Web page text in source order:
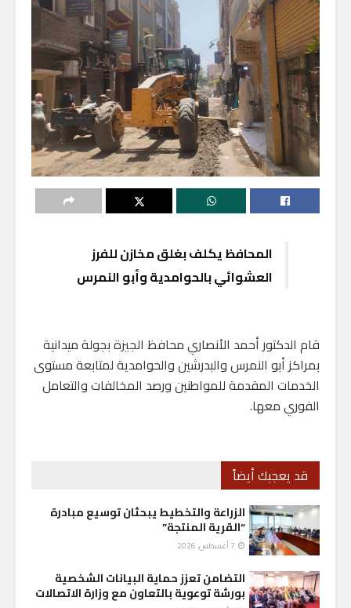
المحافظ يكلف بغلق مخازن للفرز
العشوائي بالحوامدية وأبو النمرس
قام الدكتور أحمد الأنصاري محافظ الجيزة بجولة ميدانية
بمراكز أبو النمرس والبدرشين والحوامدية لمتابعة مستوى
الخدمات المقدمة للمواطنين ورصد المخالفات والتعامل
الفوري معها.
قد يعجبك أيضاً
الزراعة والتخطيط يبحثان توسيع مبادرة
“القرية المنتجة”
التضامن تعزز حماية البيانات الشخصية
بورشة توعوية بالتعاون مع وزارة الاتصالات